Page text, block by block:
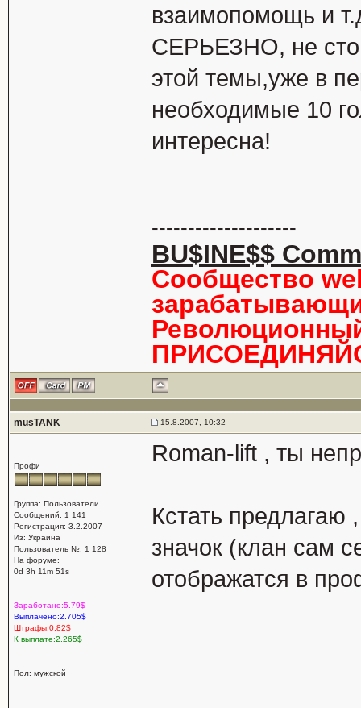
взаимопомощь и
СЕРЬЕЗНО, не
этой темы,уже в
необходимые 10
интересна!
--------------------
BU$INE$$
Сообщество
musTANK 15.8.2007, 10:32
Профи
Группа: Пользователи
Сообщений: 1 141
Регистрация: 3.2.2007
Из: Украина
Пользователь №: 1 128
На форуме:
0d 3h 11m 51s
Заработано:5.79$
Выплачено:2.705$
Штрафы:0.82$
К выплате:2.265$
Пол: мужской
Roman-lift , ты
Кстать предлагаю
значок (клан сам
отображатся в